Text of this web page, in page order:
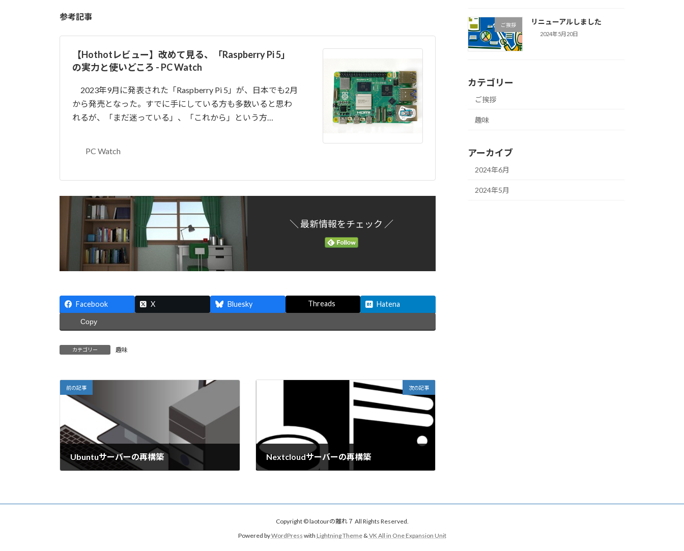
参考記事
【Hothotレビュー】改めて見る、「Raspberry Pi 5」
の実力と使いどころ - PC Watch
2023年9月に発表された「Raspberry Pi 5」が、日本でも2月
から発売となった。すでに手にしている方も多数いると思わ
れるが、「まだ迷っている」、「これから」という方…
PC Watch
＼ 最新情報をチェック ／
Facebook X Bluesky Threads Hatena
Copy
カテゴリー 趣味
前の記事
Ubuntuサーバーの再構築
次の記事
Nextcloudサーバーの再構築
ご挨拶 リニューアルしました
2024年5月20日
カテゴリー
ご挨拶
趣味
アーカイブ
2024年6月
2024年5月
Copyright © laotourの離れ７ All Rights Reserved.
Powered byWordPress with Lightning Theme& VK All in One Expansion Unit